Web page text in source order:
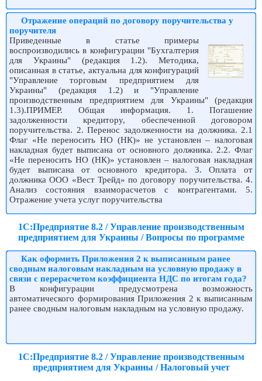
Отражение операций по договору поручительства у
поручителя
Приведенные в статье примеры
воспроизводились в конфигурации "Бухгалтерия
для Украины" (редакция 1.2). Методика,
описанная в статье, актуальна для конфигураций
"Управление торговым предприятием для
Украины" (редакция 1.2) и "Управление
производственным предприятием для Украины" (редакция
1.3).ПРИМЕР. Общая информация. 1. Погашение
задолженности кредитору, обеспеченной договором
поручительства. 2. Перенос задолженности на должника. 2.1
Флаг «Не переносить НО (НК)» не установлен – налоговая
накладная будет выписана от основного должника. 2.2. Флаг
«Не переносить НО (НК)» установлен – налоговая накладная
будет выписана от основного кредитора. 3. Оплата от
должника ООО «Вест Трейд» по договору поручительства. 4.
Анализ состояния взаиморасчетов с контрагентами. 5.
Отражение учета услуг поручительства
1С:Предприятие 8.2 / Управление производственным
предприятием для Украины / Вопросы по программе
Как оформить Приложения 2 к выписанным ранее
сводным налоговым накладным на условную продажу в
связи с перерасчетом коэффициента НДС по итогам года?
В конфигурации предусмотрена возможность
автоматического формирования Приложения 2 к выписанным
ранее сводным налоговым накладным на условную продажу.
1С:Предприятие 8.2 / Управление производственным
предприятием для Украины / Налоговый учет